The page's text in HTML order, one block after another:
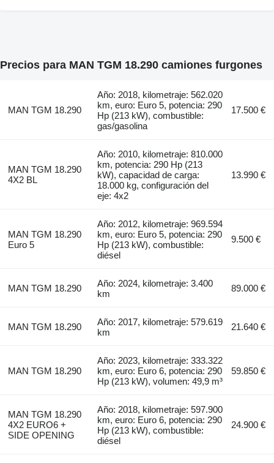
Precios para MAN TGM 18.290 camiones furgones
MAN TGM 18.290
Año: 2018, kilometraje: 562.020
km, euro: Euro 5, potencia: 290
Hp (213 kW), combustible:
gas/gasolina
17.500 €
MAN TGM 18.290
4X2 BL
Año: 2010, kilometraje: 810.000
km, potencia: 290 Hp (213
kW), capacidad de carga:
18.000 kg, configuración del
eje: 4x2
13.990 €
MAN TGM 18.290
Euro 5
Año: 2012, kilometraje: 969.594
km, euro: Euro 5, potencia: 290
Hp (213 kW), combustible:
diésel
9.500 €
MAN TGM 18.290
Año: 2024, kilometraje: 3.400
km
89.000 €
MAN TGM 18.290
Año: 2017, kilometraje: 579.619
km
21.640 €
MAN TGM 18.290
Año: 2023, kilometraje: 333.322
km, euro: Euro 6, potencia: 290
Hp (213 kW), volumen: 49,9 m³
59.850 €
MAN TGM 18.290
4X2 EURO6 +
SIDE OPENING
Año: 2018, kilometraje: 597.900
km, euro: Euro 6, potencia: 290
Hp (213 kW), combustible:
diésel
24.900 €